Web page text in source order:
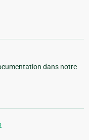
dans notre